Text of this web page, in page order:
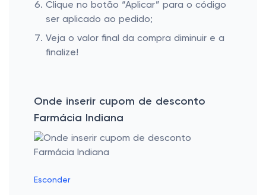
Clique no botão “Aplicar” para o código
ser aplicado ao pedido;
Veja o valor final da compra diminuir e a
finalize!
Onde inserir cupom de desconto
Farmácia Indiana
Esconder